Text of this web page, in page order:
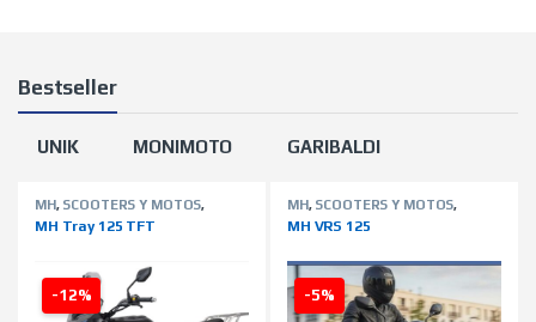
Bestseller
UNIK MONIMOTO GARIBALDI
-12%
MH, SCOOTERS Y MOTOS,
MH Tray 125 TFT
-5%
MH, SCOOTERS Y MOTOS,
MH VRS 125